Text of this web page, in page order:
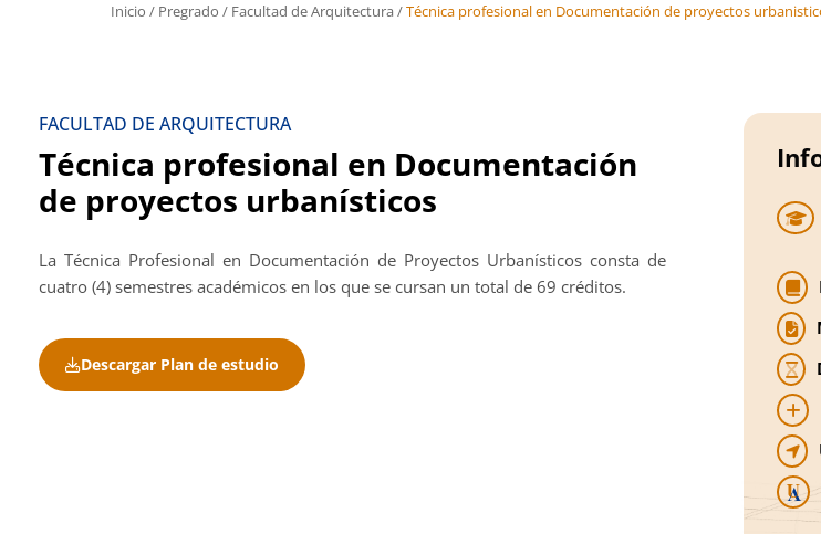
Inicio / Pregrado / Facultad de Arquitectura/Técnica profesional en Documentación de proyectos
FACULTAD DE ARQUITECTURA
Técnica profesional en Documentación
de proyectos urbanísticos
La Técnica Profesional en Documentación de Proyectos Urbanísticos consta de
cuatro (4) semestres académicos en los que se cursan un total de 69 créditos.
Descargar Plan de estudio